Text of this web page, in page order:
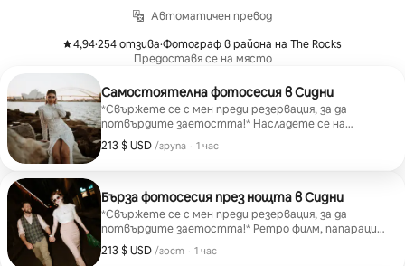
Автоматичен превод
4,94
,
·254 отзива
, ·Фотограф в района на The Rocks
Предоставя се на място
Самостоятелна фотосесия в Сидни
*Свържете се с мен преди резервация, за да
потвърдите заетостта!* Насладете се на
фотосесия на различни места в Сидни, идеални за
снимки, подходящи за социалните мрежи.
зашеметяващи места! Свържете се с мен за идеи!
213 $ USD /група
213 $ USD за група
, · 1 час
Бърза фотосесия през нощта в Сидни
*Свържете се с мен преди резервация, за да
потвърдите заетостта!* Ретро филм, папараци,
модна фотосесия за вечерни излизания, срещи или
партита!
213 $ USD /гост
213 $ USD на гост
, · 1 час